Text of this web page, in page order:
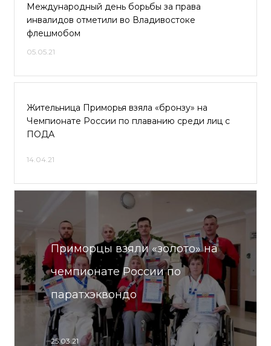
Международный день борьбы за права
инвалидов отметили во Владивостоке
флешмобом
05.05.21
Жительница Приморья взяла «бронзу» на
Чемпионате России по плаванию среди лиц с
ПОДА
14.04.21
Приморцы взяли «золото» на
чемпионате России по
паратхэквондо
25.03.21